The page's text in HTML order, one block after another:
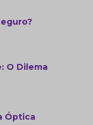
O Dilema
Óptica